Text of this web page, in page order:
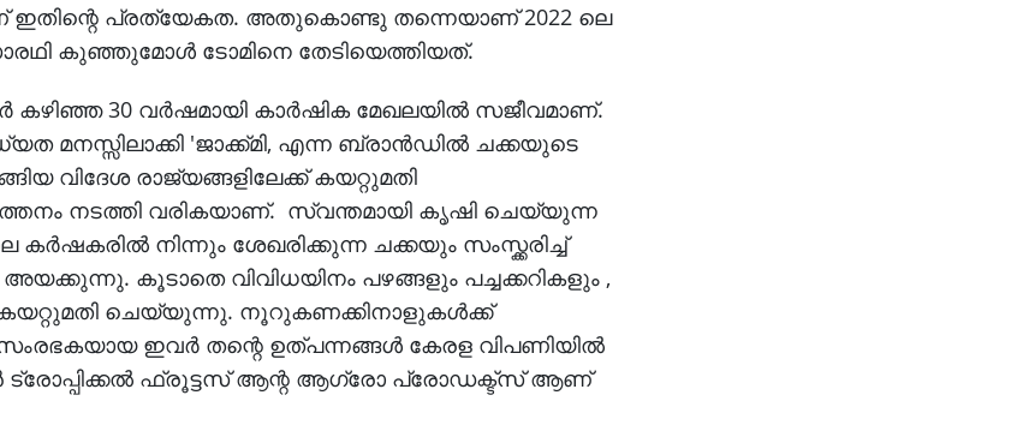
ഇതിന്റെ പ്രത്യേകത. അതുകൊണ്ടു തന്നെയാണ് 2022 ലെ
കുഞ്ഞുമോൾ ടോമിനെ തേടിയെത്തിയത്.
30 വർഷമായി കാർഷിക മേഖലയിൽ സജീവമാണ്.
'ജാക്ക്മി, എന്ന ബ്രാൻഡിൽ ചക്കയുടെ
വിദേശ രാജ്യങ്ങളിലേക്ക് കയറ്റുമതി
നടത്തി വരികയാണ്. സ്വന്തമായി കൃഷി ചെയ്യുന്ന
കർഷകരിൽ നിന്നും ശേഖരിക്കുന്ന ചക്കയും സംസ്ക്കരിച്ച്
കൂടാതെ വിവിധയിനം പഴങ്ങളും പച്ചക്കറികളും ,
ചെയ്യുന്നു. നൂറുകണക്കിനാളുകൾക്ക്
ഇവർ തന്റെ ഉത്പന്നങ്ങൾ കേരള വിപണിയിൽ
ട്രോപ്പിക്കൽ ഫ്രൂട്ടസ് ആന്റ ആഗ്രോ പ്രോഡക്ട്സ് ആണ്